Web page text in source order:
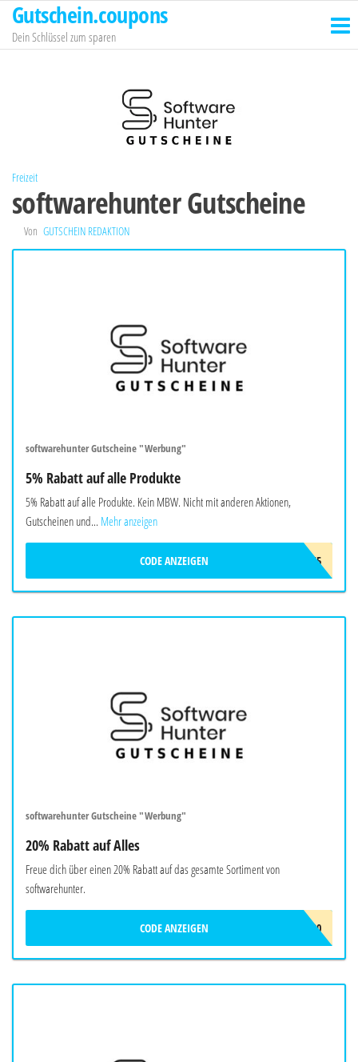
Zum
Inhalt
springen
Gutschein.coupons
Dein Schlüssel zum sparen
Freizeit
softwarehunter Gutscheine
Von GUTSCHEIN REDAKTION
softwarehunter Gutscheine "Werbung"
5% Rabatt auf alle Produkte
5% Rabatt auf alle Produkte. Kein MBW. Nicht mit anderen Aktionen,
Gutscheinen und... Mehr anzeigen
SOFTWARE5
CODE ANZEIGEN
softwarehunter Gutscheine "Werbung"
20% Rabatt auf Alles
Freue dich über einen 20% Rabatt auf das gesamte Sortiment von
softwarehunter.
BRAVO20
CODE ANZEIGEN